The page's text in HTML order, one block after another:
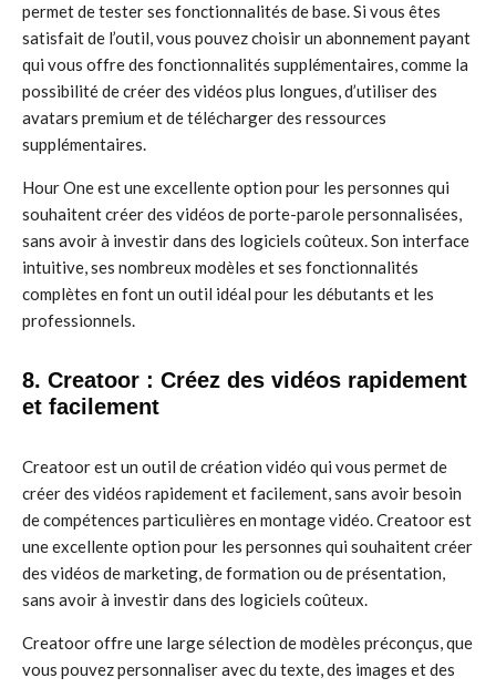
permet de tester ses fonctionnalités de base. Si vous êtes
satisfait de l’outil, vous pouvez choisir un abonnement payant
qui vous offre des fonctionnalités supplémentaires, comme la
possibilité de créer des vidéos plus longues, d’utiliser des
avatars premium et de télécharger des ressources
supplémentaires.
Hour One est une excellente option pour les personnes qui
souhaitent créer des vidéos de porte-parole personnalisées,
sans avoir à investir dans des logiciels coûteux. Son interface
intuitive, ses nombreux modèles et ses fonctionnalités
complètes en font un outil idéal pour les débutants et les
professionnels.
8. Creatoor : Créez des vidéos rapidement
et facilement
Creatoor est un outil de création vidéo qui vous permet de
créer des vidéos rapidement et facilement, sans avoir besoin
de compétences particulières en montage vidéo. Creatoor est
une excellente option pour les personnes qui souhaitent créer
des vidéos de marketing, de formation ou de présentation,
sans avoir à investir dans des logiciels coûteux.
Creatoor offre une large sélection de modèles préconçus, que
vous pouvez personnaliser avec du texte, des images et des